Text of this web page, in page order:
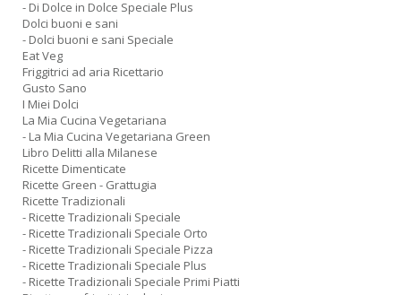
- Di Dolce in Dolce Speciale Plus
Dolci buoni e sani
- Dolci buoni e sani Speciale
Eat Veg
Friggitrici ad aria Ricettario
Gusto Sano
I Miei Dolci
La Mia Cucina Vegetariana
- La Mia Cucina Vegetariana Green
Libro Delitti alla Milanese
Ricette Dimenticate
Ricette Green - Grattugia
Ricette Tradizionali
- Ricette Tradizionali Speciale
- Ricette Tradizionali Speciale Orto
- Ricette Tradizionali Speciale Pizza
- Ricette Tradizionali Speciale Plus
- Ricette Tradizionali Speciale Primi Piatti